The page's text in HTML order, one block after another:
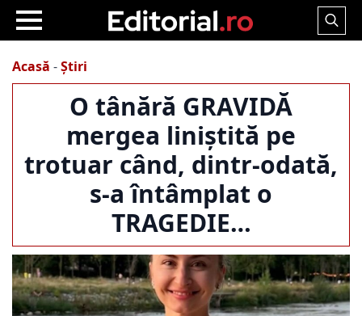
Search
Acasă -Știri
O tânără GRAVIDĂ
mergea liniștită pe
trotuar când, dintr-odată,
s-a întâmplat o
TRAGEDIE…